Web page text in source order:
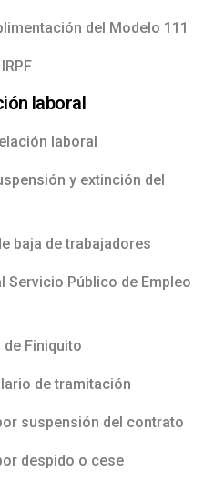
del Modelo 111
laboral
laboral
y extinción del
baja de trabajadores
Servicio Público de Empleo
de Finiquito
de tramitación
suspensión del contrato
despido o cese